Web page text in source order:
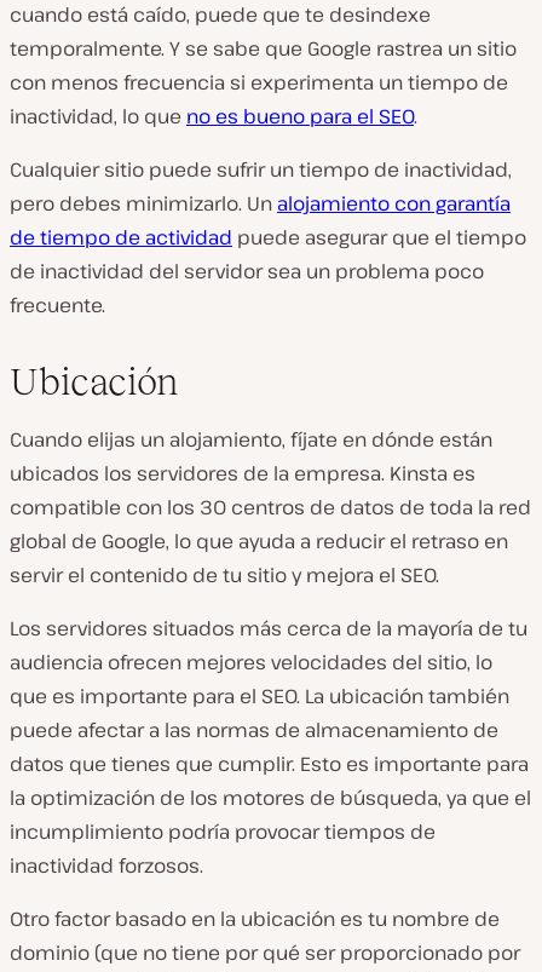
cuando está caído, puede que te desindexe
temporalmente. Y se sabe que Google rastrea un sitio
con menos frecuencia si experimenta un tiempo de
inactividad, lo que no es bueno para el SEO.
Cualquier sitio puede sufrir un tiempo de inactividad,
pero debes minimizarlo. Un alojamiento con garantía
de tiempo de actividad puede asegurar que el tiempo
de inactividad del servidor sea un problema poco
frecuente.
Ubicación
Cuando elijas un alojamiento, fíjate en dónde están
ubicados los servidores de la empresa. Kinsta es
compatible con los 30 centros de datos de toda la red
global de Google, lo que ayuda a reducir el retraso en
servir el contenido de tu sitio y mejora el SEO.
Los servidores situados más cerca de la mayoría de tu
audiencia ofrecen mejores velocidades del sitio, lo
que es importante para el SEO. La ubicación también
puede afectar a las normas de almacenamiento de
datos que tienes que cumplir. Esto es importante para
la optimización de los motores de búsqueda, ya que el
incumplimiento podría provocar tiempos de
inactividad forzosos.
Otro factor basado en la ubicación es tu nombre de
dominio (que no tiene por qué ser proporcionado por